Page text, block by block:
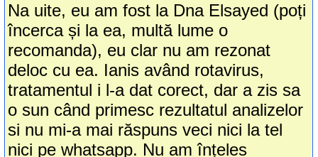
Na uite, eu am fost la Dna Elsayed (poți
încerca și la ea, multă lume o
recomanda), eu clar nu am rezonat
deloc cu ea. Ianis având rotavirus,
tratamentul i l-a dat corect, dar a zis sa
o sun când primesc rezultatul analizelor
si nu mi-a mai răspuns veci nici la tel
nici pe whatsapp. Nu am înțeles